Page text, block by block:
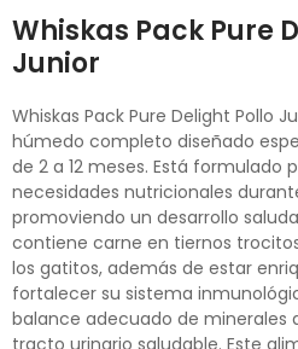
Whiskas Pack Pure
Junior
Whiskas Pack Pure Delight Pollo
húmedo completo diseñado
de 2 a 12 meses. Está formulado
necesidades nutricionales
promoviendo un desarrollo
contiene carne en tiernos
los gatitos, además de estar
fortalecer su sistema
balance adecuado de minerales
tracto urinario saludable. Este